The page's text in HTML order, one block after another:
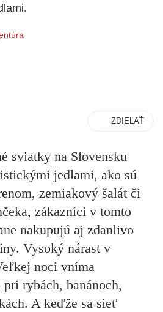
ZDIEĽAŤ
sviatky na Slovensku
jedlami, ako sú
zemiakový šalát či
zákazníci v tomto
nakupujú aj zdanlivo
Vysoký nárast v
noci vníma
rybách, banánoch,
A keďže sa sieť